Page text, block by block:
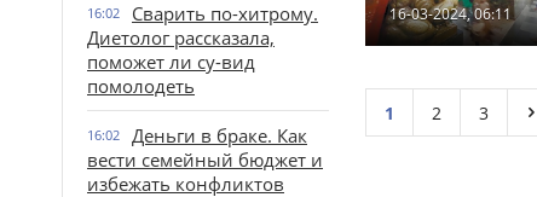
16:02
Сварить по-хитрому.
Диетолог рассказала,
поможет ли су-вид
помолодеть
16:02
Деньги в браке. Как
вести семейный бюджет и
избежать конфликтов
16-03-2024, 06:11
1 2 3